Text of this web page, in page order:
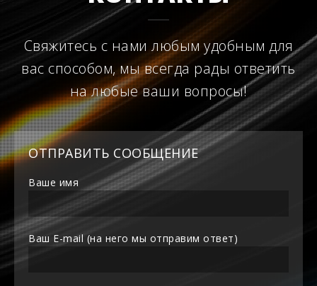
Свяжитесь с нами любым удобным для
вас способом, мы всегда рады ответить
на любые ваши вопросы!
ОТПРАВИТЬ СООБЩЕНИЕ
Ваше имя
Ваш E-mail (на него мы отправим ответ)